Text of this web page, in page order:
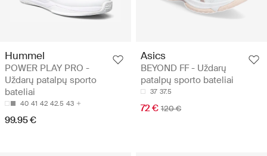
Hummel
POWER PLAY PRO -
Uždarų patalpų sporto
bateliai
40 41 42 42.5 43
99.95 €
Asics
BEYOND FF - Uždarų
patalpų sporto bateliai
37 37.5
72 € 120 €